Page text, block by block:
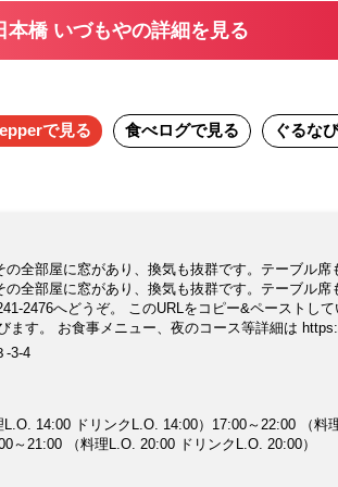
本橋 いづもやの詳細を見る
で見る 食べログで見る ぐるなび
全部屋に窓があり、換気も抜群です。テーブル席
全部屋に窓があり、換気も抜群です。テーブル席
2476へどうぞ。 このURLをコピー&ペーストし
ます。 お食事メニュー、夜のコース等詳細は
www.idumoya.com/togo/ お弁当の配達は https://
-3-4
14:00 ドリンクL.O. 14:00）17:00～22:00 （料
～21:00 （料理L.O. 20:00 ドリンクL.O. 20:00）